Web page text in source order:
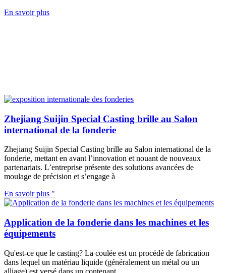
En savoir plus
Zhejiang Suijin Special Casting brille au Salon
international de la fonderie
Zhejiang Suijin Special Casting brille au Salon international de la
fonderie, mettant en avant l’innovation et nouant de nouveaux
partenariats. L’entreprise présente des solutions avancées de
moulage de précision et s’engage à
En savoir plus "
Application de la fonderie dans les machines et les
équipements
Qu'est-ce que le casting? La coulée est un procédé de fabrication
dans lequel un matériau liquide (généralement un métal ou un
alliage) est versé dans un contenant